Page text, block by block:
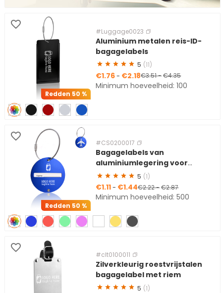
Redden 50 %
#Luggage0023
Aluminium metalen reis-ID-
bagagelabels
5 (11)
€1.76- €2.18€3.51-€4.35
Minimum hoeveelheid: 100
Redden 50 %
#CS0200017
Bagagelabels van
aluminiumlegering voor
vliegtuigen5 (1)
€1.11- €1.44€2.22-€2.87
Minimum hoeveelheid: 500
#clt0100011
Zilverkleurig roestvrijstalen
bagagelabel met riem
5 (1)